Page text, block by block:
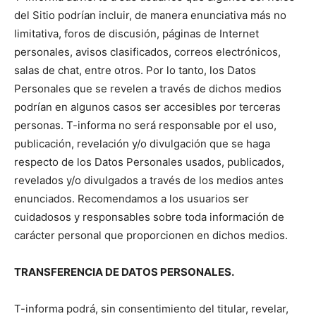
del Sitio podrían incluir, de manera enunciativa más no
limitativa, foros de discusión, páginas de Internet
personales, avisos clasificados, correos electrónicos,
salas de chat, entre otros. Por lo tanto, los Datos
Personales que se revelen a través de dichos medios
podrían en algunos casos ser accesibles por terceras
personas. T-informa no será responsable por el uso,
publicación, revelación y/o divulgación que se haga
respecto de los Datos Personales usados, publicados,
revelados y/o divulgados a través de los medios antes
enunciados. Recomendamos a los usuarios ser
cuidadosos y responsables sobre toda información de
carácter personal que proporcionen en dichos medios.
TRANSFERENCIA DE DATOS PERSONALES.
T-informa podrá, sin consentimiento del titular, revelar,